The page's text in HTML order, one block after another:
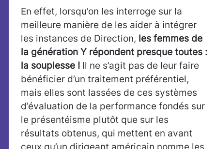
En effet, lorsqu’on les interroge sur la
meilleure manière de les aider à intégrer
les instances de Direction, les femmes de
la génération Y répondent presque toutes :
la souplesse ! Il ne s’agit pas de leur faire
bénéficier d’un traitement préférentiel,
mais elles sont lassées de ces systèmes
d’évaluation de la performance fondés sur
le présentéisme plutôt que sur les
résultats obtenus, qui mettent en avant